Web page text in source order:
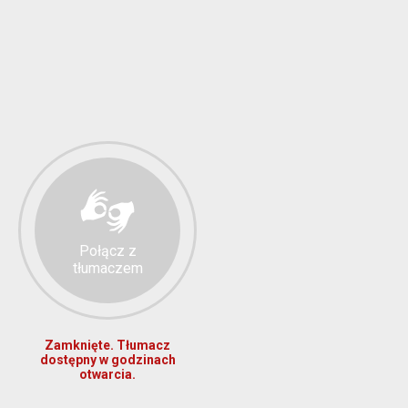
Połącz z
tłumaczem
Zamknięte. Tłumacz
dostępny w godzinach
otwarcia.